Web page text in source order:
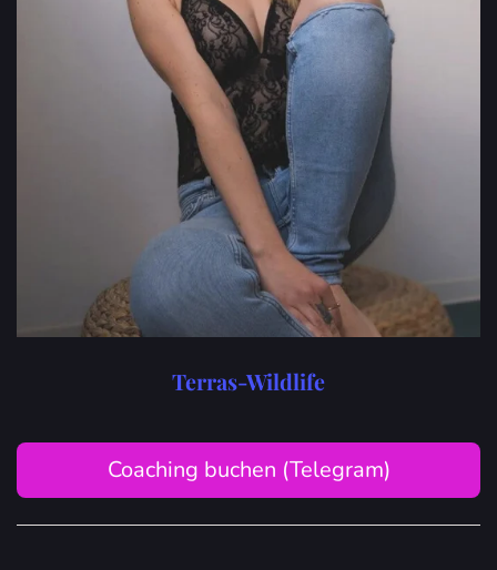
Terras-Wildlife
Coaching buchen (Telegram)